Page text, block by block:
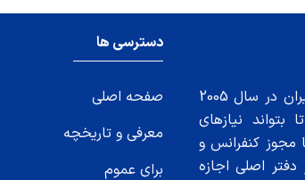
این دفتر به خاطر رشد بی سابقه NA در ایران در سال 2005
تا بتواند نیازهای
مجوز کنفرانس و
اصلی اجازه
دسترسی ها
صفحه اصلی
معرفی و تاریخچه
برای عموم